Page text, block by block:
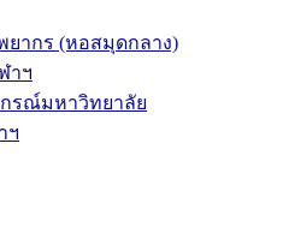
ยากร (หอสมุดกลาง)
าฯ
รณ์มหาวิทยาลัย
ฯ